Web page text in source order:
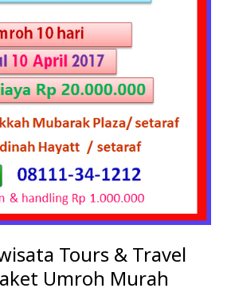
Tours & Travel
Umroh Murah